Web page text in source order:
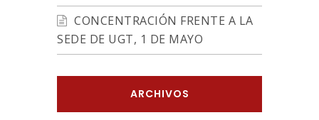
CONCENTRACIÓN FRENTE A LA
SEDE DE UGT, 1 DE MAYO
ARCHIVOS